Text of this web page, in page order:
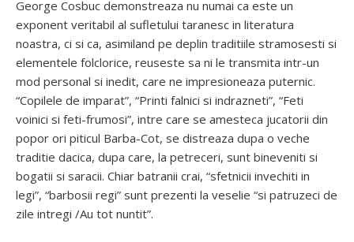
George Cosbuc demonstreaza nu numai ca este un
exponent veritabil al sufletului taranesc in literatura
noastra, ci si ca, asimiland pe deplin traditiile stramosesti si
elementele folclorice, reuseste sa ni le transmita intr-un
mod personal si inedit, care ne impresioneaza puternic.
“Copilele de imparat”, “Printi falnici si indrazneti”, “Feti
voinici si feti-frumosi”, intre care se amesteca jucatorii din
popor ori piticul Barba-Cot, se distreaza dupa o veche
traditie dacica, dupa care, la petreceri, sunt bineveniti si
bogatii si saracii. Chiar batranii crai, “sfetnicii invechiti in
legi”, “barbosii regi” sunt prezenti la veselie “si patruzeci de
zile intregi /Au tot nuntit”.